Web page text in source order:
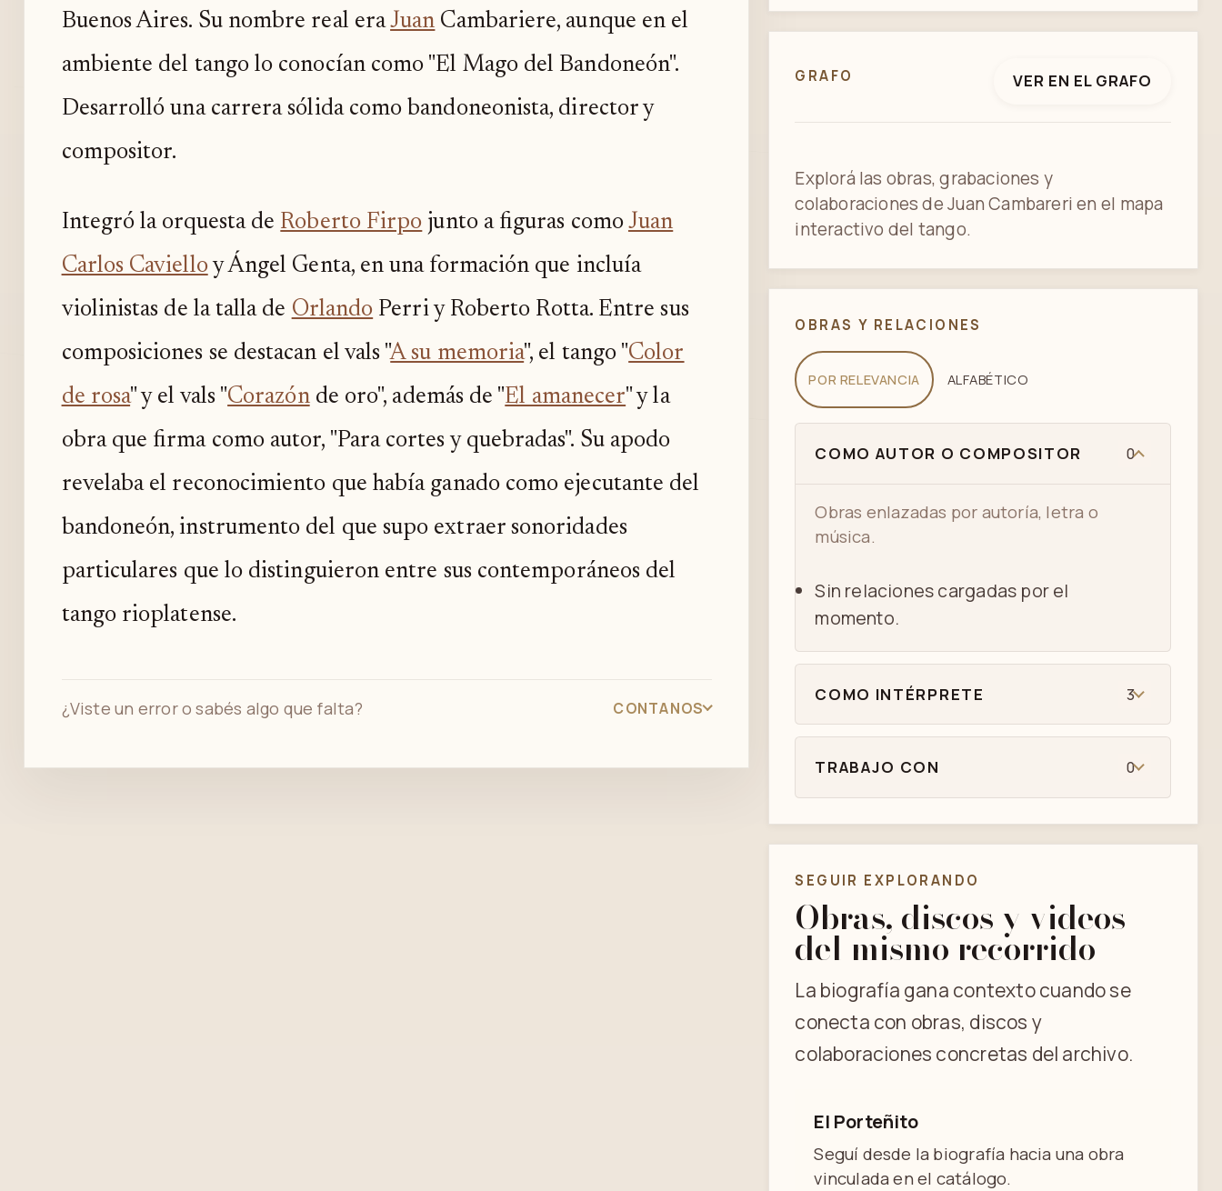
Buenos Aires. Su nombre real eraJuan Cambariere, aunque en el
ambiente del tango lo conocían como "El Mago del Bandoneón".
Desarrolló una carrera sólida como bandoneonista, director y
compositor.
Integró la orquesta de Roberto Firpo junto a figuras comoJuan
Carlos Cavielloy Ángel Genta, en una formación que incluía
violinistas de la talla de Orlando Perri y Roberto Rotta. Entre sus
composiciones se destacan el vals "A su memoria", el tango "Color
de rosa" y el vals "Corazónde oro", además de "El amanecer" y la
obra que firma como autor, "Para cortes y quebradas". Su apodo
revelaba el reconocimiento que había ganado como ejecutante del
bandoneón, instrumento del que supo extraer sonoridades
particulares que lo distinguieron entre sus contemporáneos del
tango rioplatense.
¿Viste un error o sabés algo que falta? CONTANOS
GRAFO VER EN EL GRAFO
Explorá las obras, grabaciones y
colaboraciones de Juan Cambareri en el mapa
interactivo del tango.
OBRAS Y RELACIONES
POR RELEVANCIA ALFABÉTICO
COMO AUTOR O COMPOSITOR 0
Obras enlazadas por autoría, letra o
música.
Sin relaciones cargadas por el
momento.
COMO INTÉRPRETE 3
TRABAJO CON 0
SEGUIR EXPLORANDO
Obras, discos y videos
del mismo recorrido
La biografía gana contexto cuando se
conecta con obras, discos y
colaboraciones concretas del archivo.
El Porteñito
Seguí desde la biografía hacia una obra
vinculada en el catálogo.